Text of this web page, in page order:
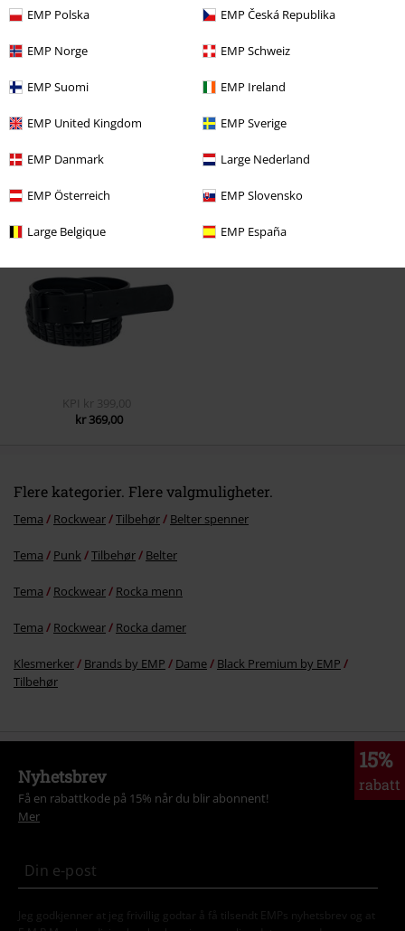
EMP Polska EMP Česká Republika
EMP Norge EMP Schweiz
EMP Suomi EMP Ireland
EMP United Kingdom EMP Sverige
EMP Danmark Large Nederland
EMP Österreich EMP Slovensko
Large Belgique EMP España
KPI
kr 399,00
kr 369,00
Flere kategorier. Flere valgmuligheter.
Tema Rockwear Tilbehør Belter spenner
Tema Punk Tilbehør Belter
Tema Rockwear Rocka menn
Tema Rockwear Rocka damer
Klesmerker Brands by EMP Dame
Black Premium by EMP
Tilbehør
15%
rabatt
Nyhetsbrev
Få en rabattkode på 15% når du blir abonnent!
Mer
Jeg godkjenner at jeg frivillig godtar å få tilsendt EMPs nyhetsbrev og at